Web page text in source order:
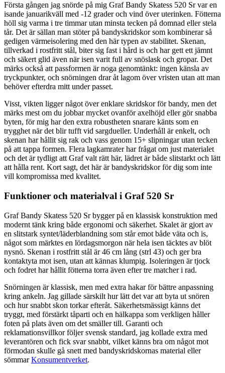
Första gången jag snörde på mig Graf Bandy Skatess 520 Sr var en
isande januarikväll med -12 grader och vind över uterinken. Fötterna
höll sig varma i tre timmar utan minsta tecken på domnad eller stela
tår. Det är sällan man stöter på bandyskridskor som kombinerar så
gedigen värmeisolering med den här typen av stabilitet. Skenan,
tillverkad i rostfritt stål, biter sig fast i hård is och har gett ett jämnt
och säkert glid även när isen varit full av snöslask och gropar. Det
märks också att passformen är noga genomtänkt: ingen känsla av
tryckpunkter, och snörningen drar åt lagom över vristen utan att man
behöver efterdra mitt under passet.
Visst, vikten ligger något över enklare skridskor för bandy, men det
märks mest om du jobbar mycket ovanför axelhöjd eller gör snabba
byten, för mig har den extra robustheten snarare känts som en
trygghet när det blir tufft vid sargdueller. Underhåll är enkelt, och
skenan har hållit sig rak och vass genom 15+ slipningar utan tecken
på att tappa formen. Flera lagkamrater har frågat om just materialet
och det är tydligt att Graf valt rätt här, lädret är både slitstarkt och lätt
att hålla rent. Kort sagt, det här är bandyskridskor för dig som inte
vill kompromissa med kvalitet.
Funktioner och materialval i Graf 520 Sr
Graf Bandy Skatess 520 Sr bygger på en klassisk konstruktion med
modernt tänk kring både ergonomi och säkerhet. Skalet är gjort av
en slitstark syntet/läderblandning som står emot både väta och is,
något som märktes en lördagsmorgon när hela isen täcktes av blöt
nysnö. Skenan i rostfritt stål är 46 cm lång (strl 43) och ger bra
kontaktyta mot isen, utan att kännas klumpig. Isoleringen är tjock
och fodret har hållit fötterna torra även efter tre matcher i rad.
Snörningen är klassisk, men med extra hakar för bättre anpassning
kring ankeln. Jag gillade särskilt hur lätt det var att byta ut snören
och hur snabbt skon torkar efteråt. Säkerhetsmässigt känns det
tryggt, med förstärkt tåparti och en hälkappa som verkligen håller
foten på plats även om det smäller till. Garanti och
reklamationsvillkor följer svensk standard, jag kollade extra med
leverantören och fick svar snabbt, vilket känns bra om något mot
förmodan skulle gå snett med bandyskridskornas material eller
sömmarKonsumentverket.